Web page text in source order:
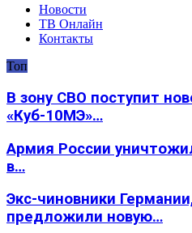
Новости
ТВ Онлайн
Контакты
Топ
В зону СВО поступит
«Куб-10МЭ»…
Армия России
в…
Экс-чиновники
предложили новую…